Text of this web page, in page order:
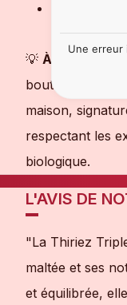
Accords
grillées,
💡 À savoir :
bouteille et
maison,
respectant les
biologique.
L'AVIS DE
"La Thiriez
maltée et ses
et équilibrée,
Une erreur